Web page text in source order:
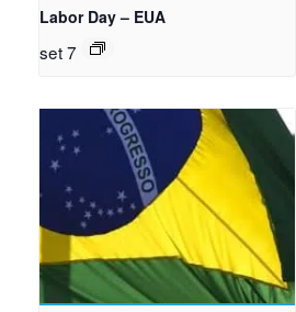
Labor Day – EUA
set 7